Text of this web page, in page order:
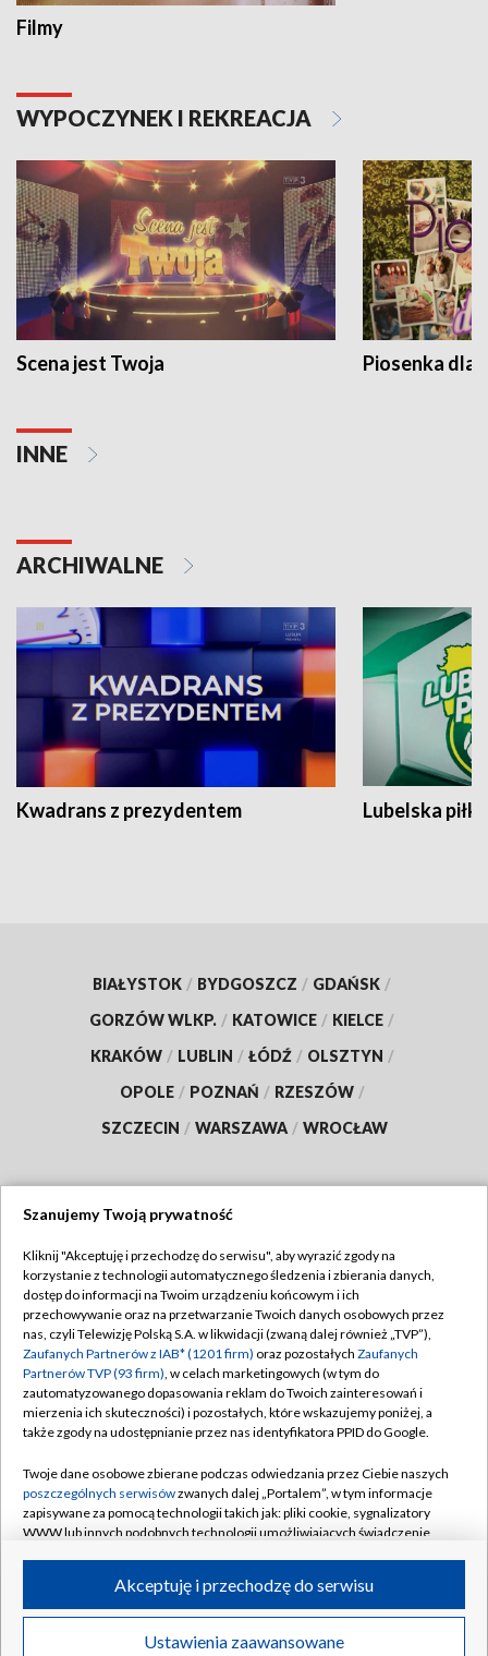
Filmy
WYPOCZYNEK I REKREACJA
Scena jest Twoja Piosenka dla
INNE
ARCHIWALNE
Kwadrans z prezydentem Lubelska piłka
BIAŁYSTOK / BYDGOSZCZ / GDAŃSK /
GORZÓW WLKP. / KATOWICE / KIELCE /
KRAKÓW / LUBLIN / ŁÓDŹ / OLSZTYN /
OPOLE / POZNAŃ / RZESZÓW /
SZCZECIN / WARSZAWA / WROCŁAW
TVP
Abonament TVP
Emisja w TVP
Centrum informacji TVP
Naziemna Telewizja Cyfrowa
Rada Programowa
System NOS
Informacje o nadawcy
Program dla prasy
Regulamin TVP
Polityka prywatności
Moje zgody
Pomoc
Kontakt
Kanały
©2026 Telewizja Polska S.A. w likwidacji
Szanujemy Twoją prywatność
Kliknij "Akceptuję i przechodzę do serwisu", aby wyrazić zgody na
korzystanie z technologii automatycznego śledzenia i zbierania danych,
dostęp do informacji na Twoim urządzeniu końcowym i ich
przechowywanie oraz na przetwarzanie Twoich danych osobowych przez
nas, czyli Telewizję Polską S.A. w likwidacji (zwaną dalej również „TVP”),
Zaufanych Partnerów z IAB* (1201 firm) oraz pozostałych Zaufanych
Partnerów TVP (93 firm), w celach marketingowych (w tym do
zautomatyzowanego dopasowania reklam do Twoich zainteresowań i
mierzenia ich skuteczności) i pozostałych, które wskazujemy poniżej, a
także zgody na udostępnianie przez nas identyfikatora PPID do Google.
Twoje dane osobowe zbierane podczas odwiedzania przez Ciebie naszych
poszczególnych serwisówzwanych dalej „Portalem”, w tym informacje
zapisywane za pomocą technologii takich jak: pliki cookie, sygnalizatory
WWW lub innych podobnych technologii umożliwiających świadczenie
ruchu w Internecie.
Twoje dane osobowe zbierane podczas odwiedzania przez Ciebie
poszczególnych serwisówna Portalu, takie jak adresy IP, identyfikatory
Ustawienia zaawansowane
Akceptuję i przechodzę do serwisu